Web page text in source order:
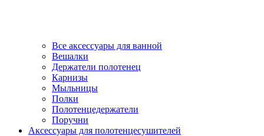
Все аксессуары для ванной
Вешалки
Держатели полотенец
Карнизы
Мыльницы
Полки
Полотенцедержатели
Поручни
Аксессуары для полотенцесушителей